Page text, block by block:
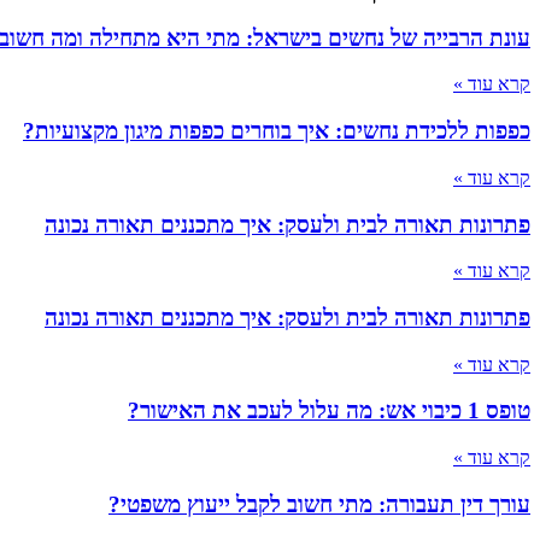
עונת הרבייה של נחשים בישראל: מתי היא מתחילה ומה
קרא עוד »
כפפות ללכידת נחשים: איך בוחרים כפפות מיגון מקצועיות?
קרא עוד »
פתרונות תאורה לבית ולעסק: איך מתכננים תאורה נכונה
קרא עוד »
פתרונות תאורה לבית ולעסק: איך מתכננים תאורה נכונה
קרא עוד »
טופס 1 כיבוי אש: מה עלול לעכב את האישור?
קרא עוד »
עורך דין תעבורה: מתי חשוב לקבל ייעוץ משפטי?